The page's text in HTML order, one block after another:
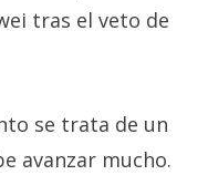
tras el veto de
se trata de un
avanzar mucho.